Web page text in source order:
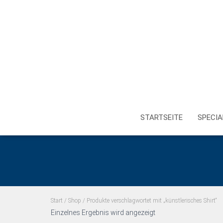
STARTSEITE
Start / Shop / Produkte verschlagwortet mit „künstlerisches Shirt“
Einzelnes Ergebnis wird angezeigt